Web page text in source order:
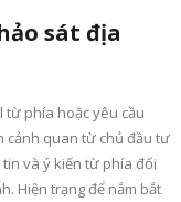
sát địa
từ phía hoặc yêu cầu
cảnh quan từ chủ đầu tư
và ý kiến từ phía đối
Hiện trạng để nắm bắt